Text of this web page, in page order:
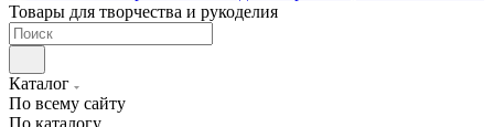
Товары для творчества и рукоделия
Каталог
По всему сайту
По каталогу